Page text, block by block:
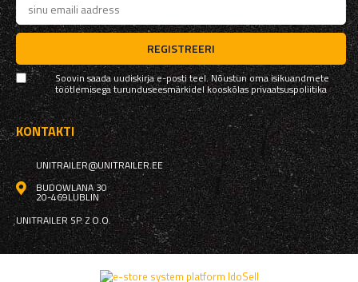
REGISTREERI
Soovin saada uudiskirja e-posti teel. Nõustun oma isikuandmete
töötlemisega turunduseesmärkidel kooskõlasprivaatsuspoliitika
KONTAKTI
UNITRAILER@UNITRAILER.EE
BUDOWLANA 30
20-469LUBLIN
UNITRAILER SP. Z O.O.